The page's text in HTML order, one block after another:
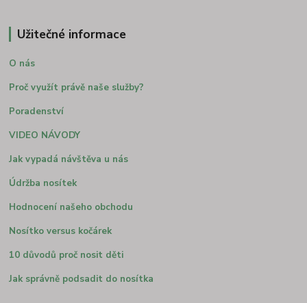
Užitečné informace
O nás
Proč využít právě naše služby?
Poradenství
VIDEO NÁVODY
Jak vypadá návštěva u nás
Údržba nosítek
Hodnocení našeho obchodu
Nosítko versus kočárek
10 důvodů proč nosit děti
Jak správně podsadit do nosítka